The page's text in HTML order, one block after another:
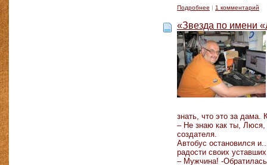
Подробнее | 1 комментарий
«Звезда по имени
знать, что это за
– Не знаю как ты, Люся,
создателя.
Автобус остановился
радости своих
– Мужчина! -